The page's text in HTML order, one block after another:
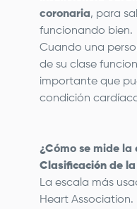
coronaria, para
funcionando bien.
Cuando una
de su clase
importante que
condición
¿Cómo se mide la
Clasificación de la
La escala más
Heart Association.